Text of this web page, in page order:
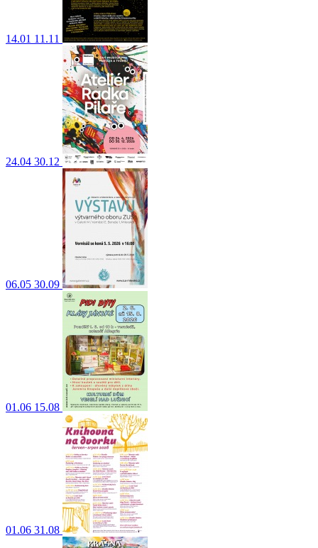
14.01 11.11
24.04 30.12
06.05 30.09
01.06 15.08
01.06 31.08